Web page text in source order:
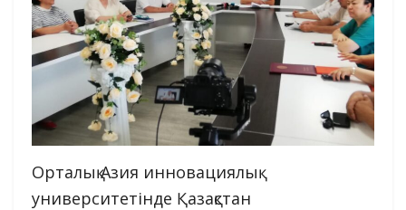
Орталық Азия инновациялық
университетінде Қазақстан